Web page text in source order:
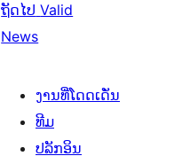
ຖັດໄປ Valid
News
ງານທີ່ໂດດເດັ່ນ
ທີມ
ປລັກອິນ